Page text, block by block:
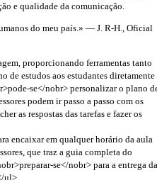
e qualidade da comunicação.
do meu país.» — J. R-H., Oficial